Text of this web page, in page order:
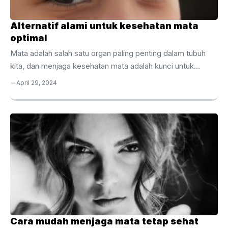
Alternatif alami untuk kesehatan mata
optimal
Mata adalah salah satu organ paling penting dalam tubuh
kita, dan menjaga kesehatan mata adalah kunci untuk
mempertahankan penglihatan yang baik sepanjang hidup.
bergizi dan menjaga jarak pandang dari layar elektronik, ada
juga berbagai pilihan alami yang dapat membantu
meningkatkan kesehatan mata secara holistik. Dalam artikel
ini, kita akan mengeksplorasi beberapa alternatif alami
untuk kesehatan mata optimal. 1. Konsumsi Makanan Sehat
untuk Mata Pertama-tama, nutrisi yang tepat dapat
berperan penting dalam menjaga kesehatan ...
April 29, 2024
Cara mudah menjaga mata tetap sehat